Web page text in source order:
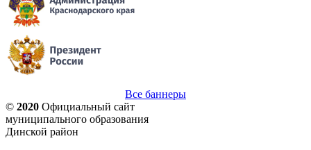
Все баннеры
© 2020 Официальный сайт
муниципального образования
Динской район